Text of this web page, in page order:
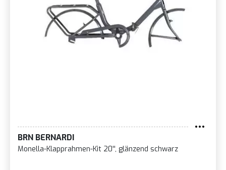
BRN BERNARDI
Monella-Klapprahmen-Kit 20'', glänzend schwarz